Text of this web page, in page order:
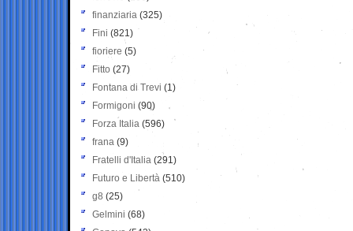
finanziaria (325)
Fini (821)
fioriere (5)
Fitto (27)
Fontana di Trevi (1)
Formigoni (90)
Forza Italia (596)
frana (9)
Fratelli d'Italia (291)
Futuro e Libertà (510)
g8 (25)
Gelmini (68)